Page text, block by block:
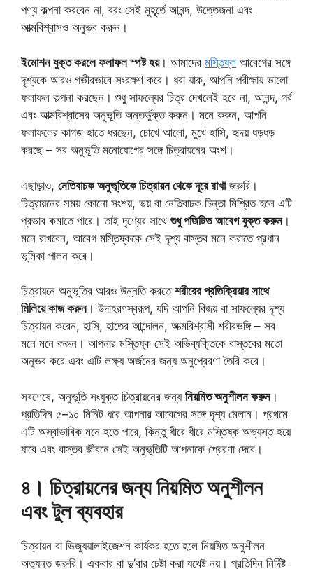
পণ্য কল্পনা করবেন না, বরং সেই মুহূর্তে আনন্দ, উত্তেজনা এবং
আত্মবিশ্বাসও অনুভব করুন।
ইমোশন যুক্ত করলে ফলাফল স্পষ্ট হয়। আমাদের মস্তিষ্ক আবেগের সঙ্গে
দৃশ্যকে আরও গভীরভাবে সংরক্ষণ করে। ধরা যাক, আপনি পরীক্ষায় ভালো
ফলাফল কল্পনা করছেন। শুধু সাফল্যের চিত্র দেখলেই হবে না, আনন্দ, গর্ব
এবং আত্মবিশ্বাসের অনুভূতি অন্তর্ভুক্ত করুন। মনে করুন, আপনি
ফলাফলের কাগজ হাতে ধরছেন, চোখে আলো, মুখে হাসি, হৃদয় ধড়ধড়
করছে – সব অনুভূতি মনোযোগের সঙ্গে চিত্রায়নের অংশ।
এছাড়াও, নেতিবাচক অনুভূতিকে চিত্রায়ন থেকে দূরে রাখাজরুরি।
চিত্রায়নের সময় কোনো সংশয়, ভয় বা নেতিবাচক চিন্তা মিশ্রিত হলে এটি
প্রভাব কমাতে পারে। তাই দৃশ্যের সাথেশুধু পজিটিভ আবেগ যুক্ত করুন।
মনে রাখবেন, আবেগ মস্তিষ্ককে সেই দৃশ্য বাস্তব মনে করাতে প্রধান
ভূমিকা পালন করে।
চিত্রায়নে অনুভূতির আরও উন্নতি করতে শরীরের প্রতিক্রিয়ার সাথে
মিলিয়ে কাজ করুন। উদাহরণস্বরূপ, যদি আপনি বিজয় বা সাফল্যের দৃশ্য
চিত্রায়ন করেন, হাসি, হাতের আন্দোলন, আত্মবিশ্বাসী শরীরভঙ্গি – সব
মনে মনে করুন। আপনার মস্তিষ্ক সেই অভিব্যক্তিকে বাস্তবের মতো
অনুভব করে এবং এটি লক্ষ্য অর্জনের জন্য অনুপ্রেরণা তৈরি করে।
সবশেষে, অনুভূতি সংযুক্ত চিত্রায়নের জন্য নিয়মিত অনুশীলন করুন।
প্রতিদিন ৫–১০ মিনিট ধরে আপনার আবেগের সঙ্গে দৃশ্য মেলান। প্রথমে
এটি অস্বাভাবিক মনে হতে পারে, কিন্তু ধীরে ধীরে মস্তিষ্ক অভ্যস্ত হয়ে
যাবে এবং বাস্তব জীবনে সেই অনুভূতিটি আপনাকে প্রেরণা দেবে।
৪ । চিত্রায়নের জন্য নিয়মিত অনুশীলন
এবং টুল ব্যবহার
চিত্রায়ন বা ভিজ্যুয়ালাইজেশন কার্যকর হতে হলে নিয়মিত অনুশীলন
অত্যন্ত জরুরি। একবার বা দু’বার চেষ্টা করা যথেষ্ট নয়। প্রতিদিন নির্দিষ্ট